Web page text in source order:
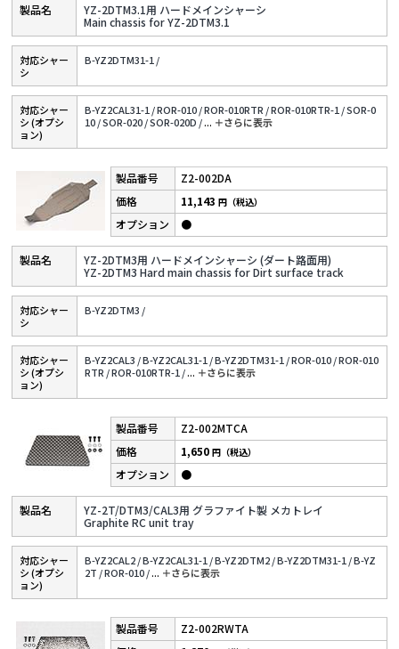
YZ-2DTM3.1用 ハードメインシャーシ
Main chassis for YZ-2DTM3.1
対応シャー
シ
B-YZ2DTM31-1 /
対応シャー
シ (オプシ
ョン)
B-YZ2CAL31-1 /ROR-010 /ROR-010RTR /ROR-010RTR-1 /SOR-0
10 /SOR-020 /SOR-020D /... ＋さらに表⽰
Z2-002DA
YZ-2DTM3用 ハードメインシャーシ (ダート路面用)
YZ-2DTM3 Hard main chassis for Dirt surface track
11,143円（税込）
●
対応シャー
シ
B-YZ2DTM3 /
対応シャー
シ (オプシ
ョン)
B-YZ2CAL3 /B-YZ2CAL31-1 /B-YZ2DTM31-1 /ROR-010 /ROR-010
RTR /ROR-010RTR-1 /... ＋さらに表⽰
Z2-002MTCA
YZ-2T/DTM3/CAL3用 グラファイト製 メカトレイ
Graphite RC unit tray
1,650円（税込）
●
対応シャー
シ (オプシ
ョン)
B-YZ2CAL2 /B-YZ2CAL31-1 /B-YZ2DTM2 /B-YZ2DTM31-1 /B-YZ
2T /ROR-010 /... ＋さらに表⽰
Z2-002RWTA